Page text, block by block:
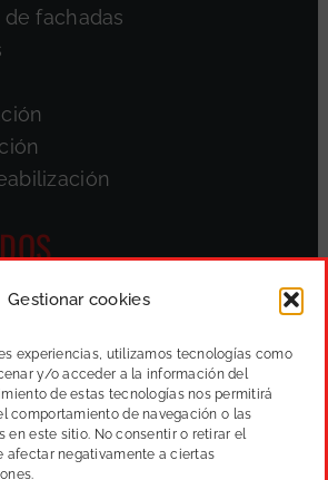
Gestionar cookies
experiencias, utilizamos tecnologías como
y/o acceder a la información del
de estas tecnologías nos permitirá
comportamiento de navegación o las
en este sitio. No consentir o retirar el
afectar negativamente a ciertas
fachadas